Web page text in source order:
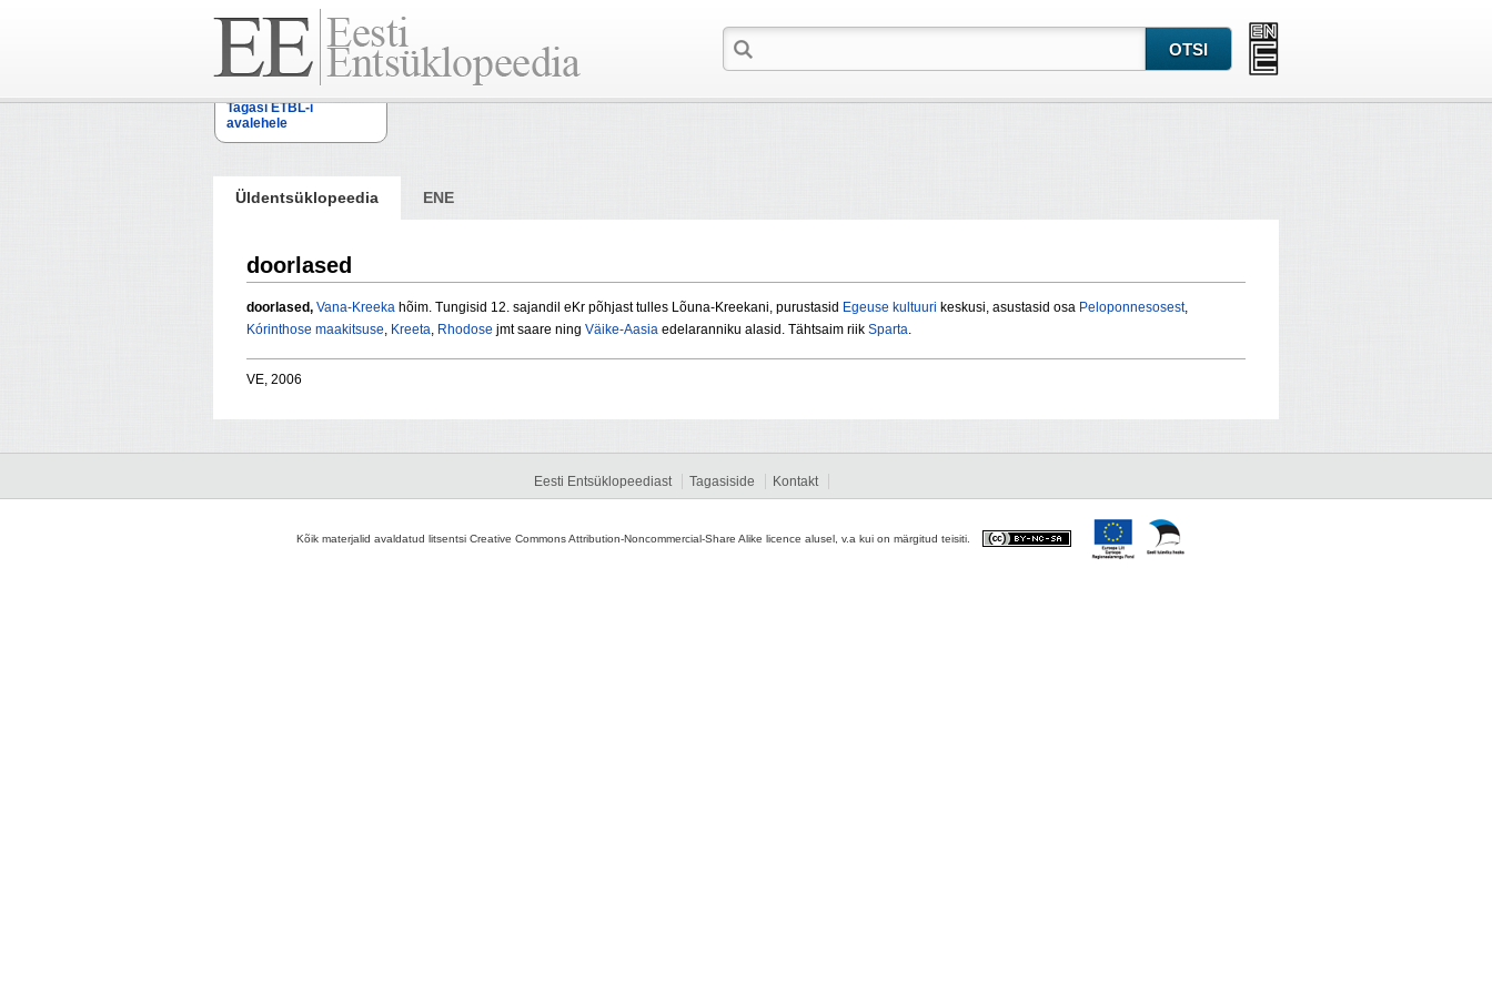
Tagasi ETBL-i
avalehele
Üldentsüklopeedia ENE
doorlased
doorlased, Vana-Kreeka hõim. Tungisid 12. sajandil eKr põhjast tulles Lõuna-Kreekani, purustasid Egeuse kultuuri keskusi, asustasid osa Peloponnesosest,
Kórinthose maakitsuse, Kreeta, Rhodose jmt saare ning Väike-Aasia edelaranniku alasid. Tähtsaim riik Sparta.
VE, 2006
Eesti Entsüklopeediast Tagasiside Kontakt
Kõik materjalid avaldatud litsentsi Creative Commons Attribution-Noncommercial-Share Alike licence alusel, v.a kui on märgitud teisiti.